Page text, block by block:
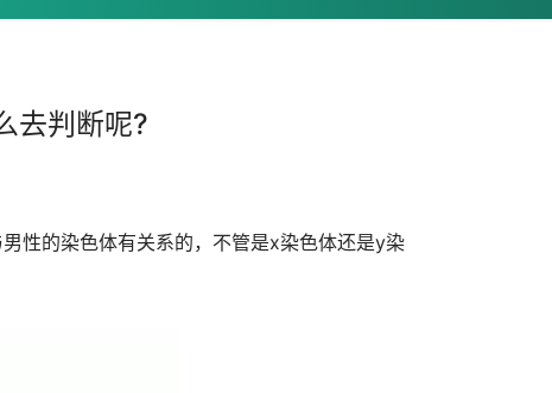
去判断呢?
性的染色体有关系的，不管是x染色体还是y染